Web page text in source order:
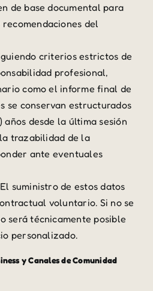
de base documental para
del
criterios estrictos de
profesional,
como el informe final de
se conservan estructurados
desde la última sesión
trazabilidad de la
ante eventuales
El suministro de estos datos
voluntario. Si no se
será técnicamente posible
personalizado.
y Canales de Comunidad